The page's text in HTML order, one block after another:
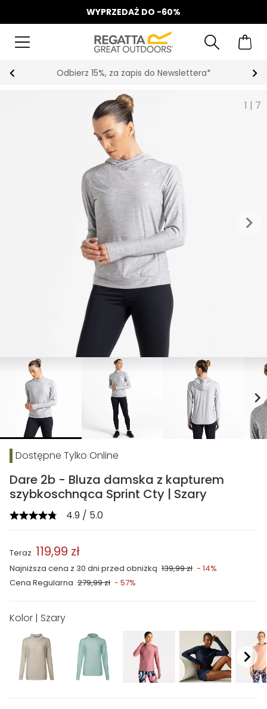
WYPRZEDAŻ DO -60%
Odbierz 15%, za zapis do Newslettera*
1 | 7
keyboard_arrow_right
chevron_right
Dostępne Tylko Online
Dare 2b - Bluza damska z kapturem
szybkoschnąca Sprint Cty | Szary
4.9 / 5.0
Cena Regularna 279,99 zł - 57%
Najniższa cena z 30 dni przed obniżką 139,99 zł - 14%
Teraz 119,99 zł
Kolor | Szary